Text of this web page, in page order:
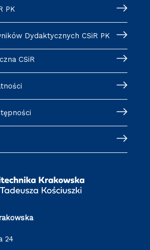
PK
Dydaktycznych CSiR PK
CSiR
24